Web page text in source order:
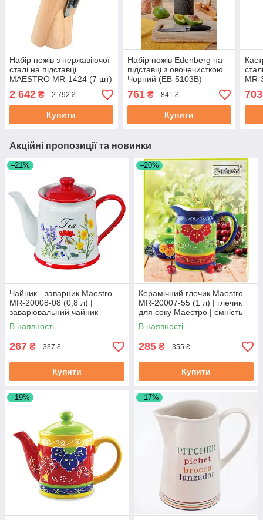
Набір ножів з нержавіючої
сталі на підставці
MAESTRO MR-1424 (7 шт)
Маестро, Маестро
2 642 ₴ 2 792 ₴
Купити
Набір ножів Edenberg на
підставці з овочечисткою
Чорний (EB-5103B)
761₴ 841 ₴
Купити
MR-
703
Акційні пропозиції та новинки
–21%
Чайник - заварник Maestro
MR-20008-08 (0,8 л) |
заварювальний чайник
Маестро | керамічний чайник
Маестро
В наявності
267 ₴ 337 ₴
Купити
–20%
Керамічний глечик Maestro
MR-20007-55 (1 л) | глечик
для соку Маестро | ємність
для води Маестро
В наявності
285 ₴ 355 ₴
Купити
–19% –17%